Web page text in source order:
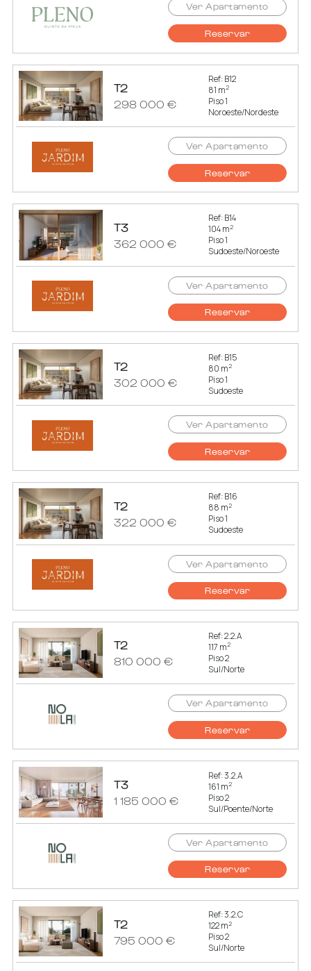
Ver Apartamento
Reservar
T2
298 000 €
Ref: B12
81 m2
Piso 1
Noroeste/Nordeste
Ver Apartamento
Reservar
T3
362 000 €
Ref: B14
104 m2
Piso 1
Sudoeste/Noroeste
Ver Apartamento
Reservar
T2
302 000 €
Ref: B15
80 m2
Piso 1
Sudoeste
Ver Apartamento
Reservar
T2
322 000 €
Ref: B16
88 m2
Piso 1
Sudoeste
Ver Apartamento
Reservar
T2
810 000 €
Ref: 2.2.A
117 m2
Piso 2
Sul/Norte
Ver Apartamento
Reservar
T3
1 185 000 €
Ref: 3.2.A
161 m2
Piso 2
Sul/Poente/Norte
Ver Apartamento
Reservar
T2
795 000 €
Ref: 3.2.C
122 m2
Piso 2
Sul/Norte